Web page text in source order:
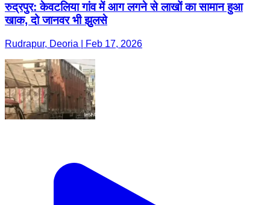
रुद्रपुर: केवटलिया गांव में आग लगने से लाखों का सामान हुआ
खाक, दो जानवर भी झुलसे
Rudrapur, Deoria | Feb 17, 2026